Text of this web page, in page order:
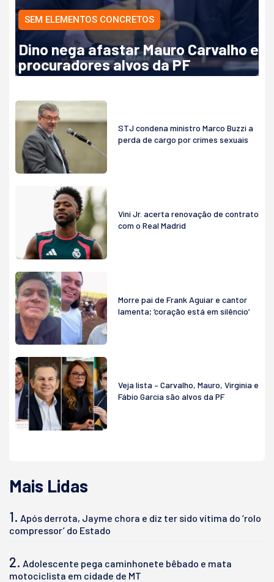
SEM ELEMENTOS CONCRETOS
Dino nega afastar Mauro Carvalho e
procuradores alvos da PF
STJ condena ministro Marco Buzzi a
perda de cargo por crimes sexuais
Vini Jr. acerta renovação de contrato
com o Real Madrid
Morre pai de Frank Aguiar e cantor
lamenta; ‘coração está em silêncio’
Veja lista – Carvalho, Mauro, Virginia e
Fábio Garcia são alvos da PF
Mais Lidas
1. Após derrota, Jayme chora e diz ter sido vítima do ‘rolo
compressor’ do Estado
2. Adolescente pega caminhonete bêbado e mata
motociclista em cidade de MT